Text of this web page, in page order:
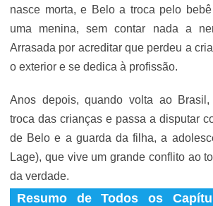
nasce morta, e Belo a troca pelo
uma menina, sem contar nada a
Arrasada por acreditar que perdeu a
o exterior e se dedica à profissão.
Anos depois, quando volta ao
troca das crianças e passa a disputar
de Belo e a guarda da filha, a
Lage), que vive um grande conflito ao
da verdade.
Resumo de Todos os